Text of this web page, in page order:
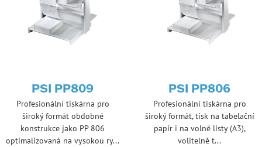
PSI PP809
Profesionální tiskárna pro
široký formát obdobné
konstrukce jako PP 806
optimalizovaná na vysokou ry...
PSI PP806
Profesionální tiskárna pro
široký formát, tisk na tabelační
papír i na volné listy (A3),
volitelně t...